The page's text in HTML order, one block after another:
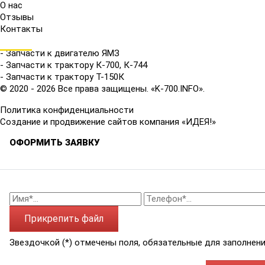
О нас
Отзывы
Контакты
- Запчасти к двигателю ЯМЗ
- Запчасти к трактору К-700, К-744
- Запчасти к трактору Т-150К
© 2020 - 2026 Все права защищены. «K-700.INFO».
Политика конфиденциальности
Создание и продвижение сайтов компания «ИДЕЯ!»
ОФОРМИТЬ ЗАЯВКУ
Прикрепить файл
Звездочкой (*) отмечены поля, обязательные для